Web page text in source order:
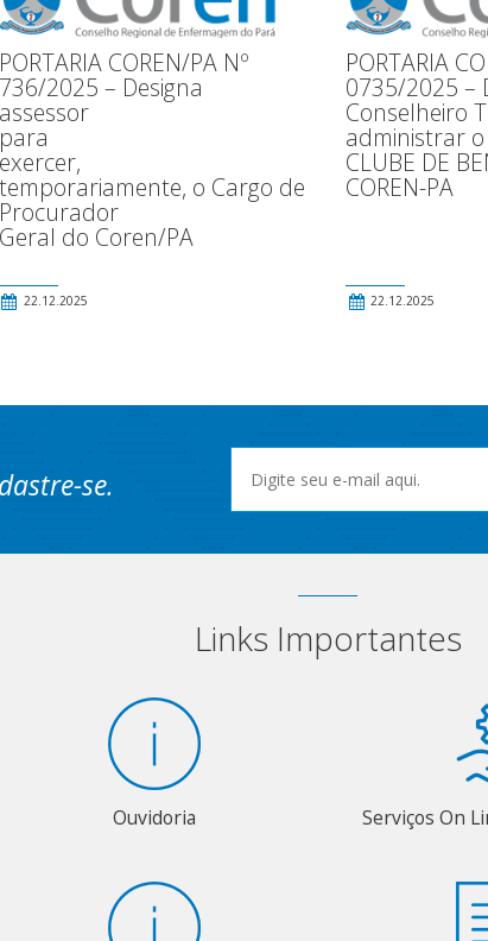
PORTARIA COREN/PA Nº
736/2025 – Designa
assessor
para
exercer,
temporariamente, o Cargo de
Procurador
Geral do Coren/PA
22.12.2025
PORTARIA
0735/2025 –
Conselheiro
administrar
CLUBE DE
COREN-PA
22.12.2025
se.
Links Importantes
Ouvidoria Serviços On